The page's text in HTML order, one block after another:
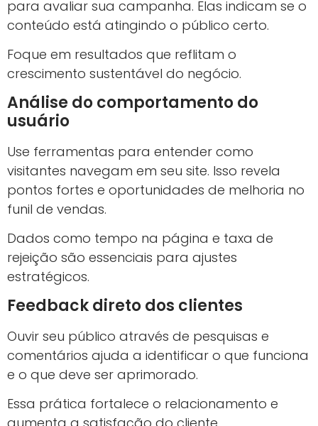
para avaliar sua campanha. Elas indicam se o
conteúdo está atingindo o público certo.
Foque em resultados que reflitam o
crescimento sustentável do negócio.
Análise do comportamento do
usuário
Use ferramentas para entender como
visitantes navegam em seu site. Isso revela
pontos fortes e oportunidades de melhoria no
funil de vendas.
Dados como tempo na página e taxa de
rejeição são essenciais para ajustes
estratégicos.
Feedback direto dos clientes
Ouvir seu público através de pesquisas e
comentários ajuda a identificar o que funciona
e o que deve ser aprimorado.
Essa prática fortalece o relacionamento e